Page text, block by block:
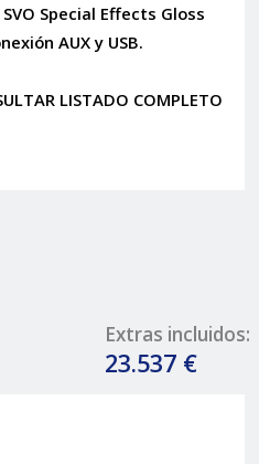
Special Effects Gloss
AUX y USB.
LISTADO COMPLETO
Extras incluidos:
23.537 €